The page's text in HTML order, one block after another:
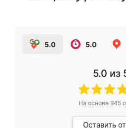
5.0 5.0
5.0 из
На основе 945
Оставить